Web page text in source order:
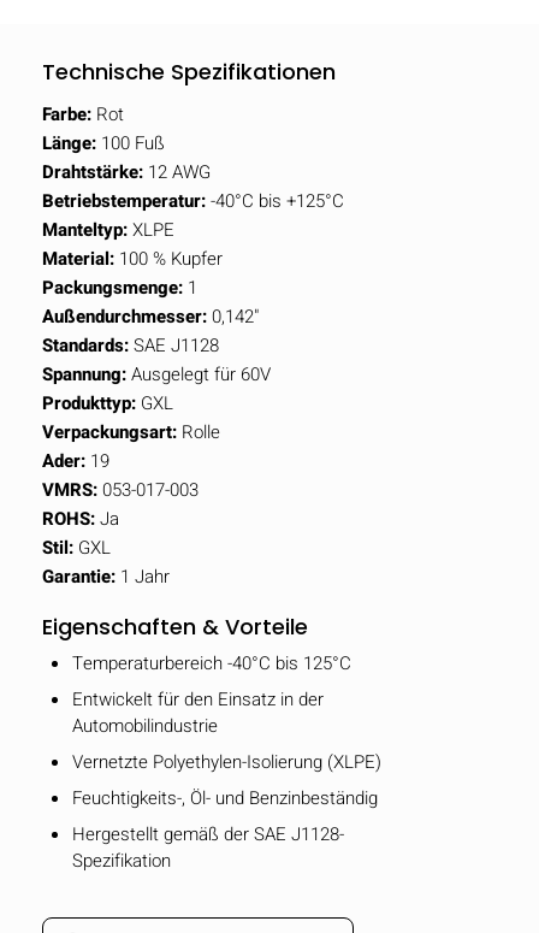
Technische Spezifikationen
Farbe: Rot
Länge: 100 Fuß
Drahtstärke: 12 AWG
Betriebstemperatur:-40°C bis +125°C
Manteltyp:XLPE
Material: 100 % Kupfer
Packungsmenge: 1
Außendurchmesser:0,142"
Standards:SAE J1128
Spannung:Ausgelegt für 60V
Produkttyp: GXL
Verpackungsart: Rolle
Ader: 19
VMRS:053-017-003
ROHS:Ja
Stil: GXL
Garantie: 1 Jahr
Eigenschaften & Vorteile
Temperaturbereich -40°C bis 125°C
Entwickelt für den Einsatz in der
Automobilindustrie
Vernetzte Polyethylen-Isolierung (XLPE)
Feuchtigkeits-, Öl- und Benzinbeständig
Hergestellt gemäß der SAE J1128-
Spezifikation